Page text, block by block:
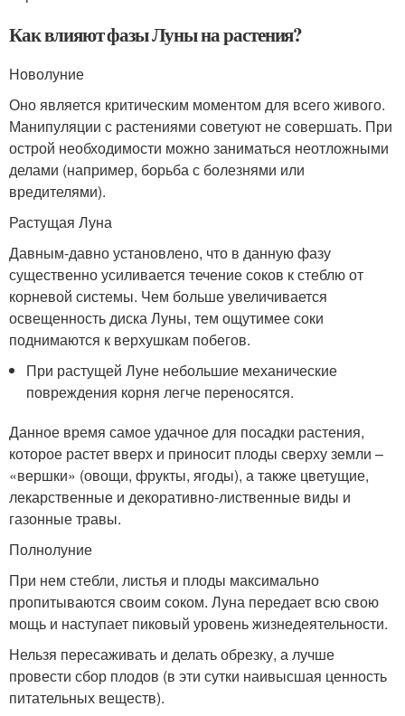
Как влияют фазы Луны на растения?
Новолуние
Оно является критическим моментом для всего живого.
Манипуляции с растениями советуют не совершать. При
острой необходимости можно заниматься неотложными
делами (например, борьба с болезнями или
вредителями).
Растущая Луна
Давным-давно установлено, что в данную фазу
существенно усиливается течение соков к стеблю от
корневой системы. Чем больше увеличивается
освещенность диска Луны, тем ощутимее соки
поднимаются к верхушкам побегов.
При растущей Луне небольшие механические
повреждения корня легче переносятся.
Данное время самое удачное для посадки растения,
которое растет вверх и приносит плоды сверху земли –
«вершки» (овощи, фрукты, ягоды), а также цветущие,
лекарственные и декоративно-лиственные виды и
газонные травы.
Полнолуние
При нем стебли, листья и плоды максимально
пропитываются своим соком. Луна передает всю свою
мощь и наступает пиковый уровень жизнедеятельности.
Нельзя пересаживать и делать обрезку, а лучше
провести сбор плодов (в эти сутки наивысшая ценность
питательных веществ).